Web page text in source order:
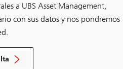
a UBS Asset Management,
con sus datos y nos pondremos